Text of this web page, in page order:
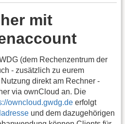
mit
(dem Rechenzentrum der
- zusätzlich zu eurem
direkt am Rechner -
via ownCloud an. Die
owncloud.gwdg.de erfolgt
und dem dazugehörigen